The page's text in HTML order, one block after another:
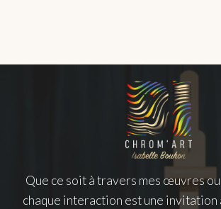
Que ce soit à travers mes œuvres
chaque interaction est une